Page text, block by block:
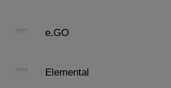
e.GO
Elemental